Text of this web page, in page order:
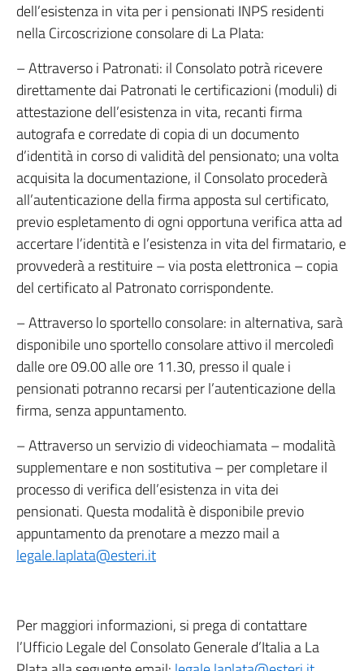
dell’esistenza in vita per i pensionati INPS residenti
nella Circoscrizione consolare di La Plata:
– Attraverso i Patronati: il Consolato potrà ricevere
direttamente dai Patronati le certificazioni (moduli) di
attestazione dell’esistenza in vita, recanti firma
autografa e corredate di copia di un documento
d’identità in corso di validità del pensionato; una volta
acquisita la documentazione, il Consolato procederà
all’autenticazione della firma apposta sul certificato,
previo espletamento di ogni opportuna verifica atta ad
accertare l’identità e l’esistenza in vita del firmatario, e
provvederà a restituire – via posta elettronica – copia
del certificato al Patronato corrispondente.
– Attraverso lo sportello consolare: in alternativa, sarà
disponibile uno sportello consolare attivo il mercoledì
dalle ore 09.00 alle ore 11.30, presso il quale i
pensionati potranno recarsi per l’autenticazione della
firma, senza appuntamento.
– Attraverso un servizio di videochiamata – modalità
supplementare e non sostitutiva – per completare il
processo di verifica dell’esistenza in vita dei
pensionati. Questa modalità è disponibile previo
appuntamento da prenotare a mezzo mail a
legale.laplata@esteri.it
Per maggiori informazioni, si prega di contattare
l’Ufficio Legale del Consolato Generale d’Italia a La